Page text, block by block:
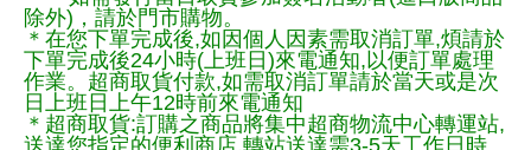
除外)，請於門市購物。
＊在您下單完成後,如因個人因素需取消訂單,煩請於
下單完成後24小時(上班日)來電通知,以便訂單處理
作業。超商取貨付款,如需取消訂單請於當天或是次
日上班日上午12時前來電通知
＊超商取貨:訂購之商品將集中超商物流中心轉運站,
送達您指定的便利商店,轉站送達需3-5天工作日時